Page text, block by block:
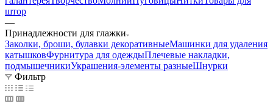
штор
—
Принадлежности для глажки
Заколки, броши, булавки декоративныеМашинки для удаления
катышковФурнитура для одеждыПлечевые накладки,
подмышечникиУкрашения-элементы разныеШнурки
Фильтр